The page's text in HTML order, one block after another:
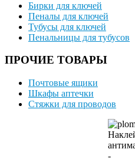
Бирки для ключей
Пеналы для ключей
Тубусы для ключей
Пенальницы для тубусов
ПРОЧИЕ ТОВАРЫ
Почтовые ящики
Шкафы аптечки
Стяжки для проводов